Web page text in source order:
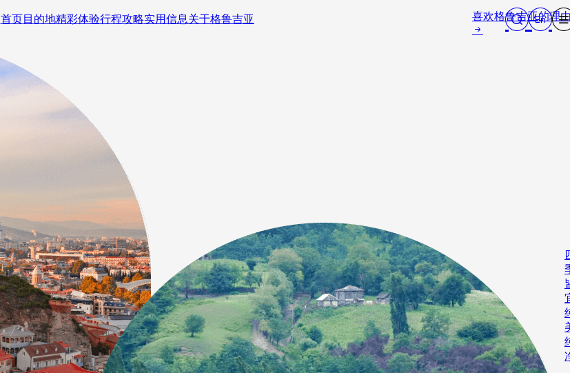
首页目的地精彩体验行程攻略实用信息关于格鲁吉亚 喜欢格鲁吉亚的理